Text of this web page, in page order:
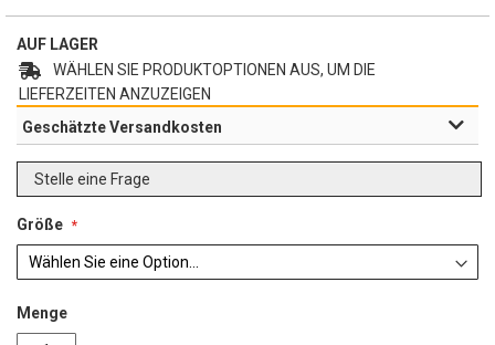
AUF LAGER
WÄHLEN SIE PRODUKTOPTIONEN AUS, UM DIE
LIEFERZEITEN ANZUZEIGEN
Geschätzte Versandkosten
Stelle eine Frage
Größe
Menge
e
r
B
d
a
l
e
e
s